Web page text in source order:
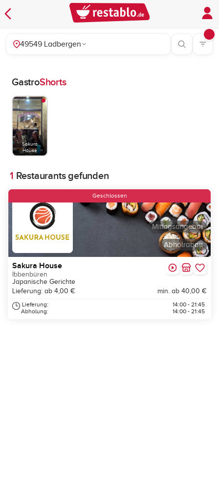
49549 Ladbergen
GastroShorts
Sakura
House
1 Restaurants gefunden
Abholrabatt
Mittagsangebot
Geschlossen
Sakura House
Ibbenbüren
Japanische Gerichte
Lieferung: ab 4,00 €
min. ab 40,00 €
Lieferung:
Abholung:
14:00 - 21:45
14:00 - 21:45